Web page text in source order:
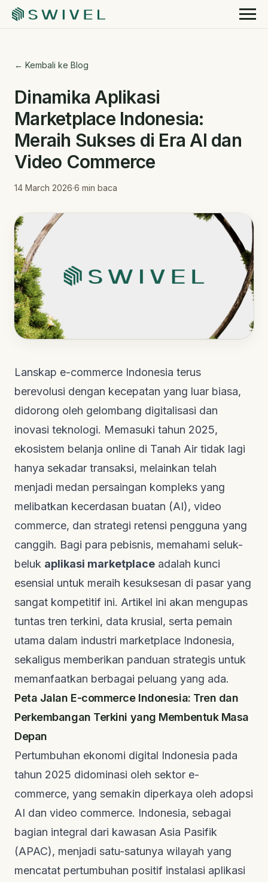
← Kembali ke Blog
Dinamika Aplikasi
Marketplace Indonesia:
Meraih Sukses di Era AI dan
Video Commerce
14 March 2026·6 min baca
Lanskap e-commerce Indonesia terus
berevolusi dengan kecepatan yang luar biasa,
didorong oleh gelombang digitalisasi dan
inovasi teknologi. Memasuki tahun 2025,
ekosistem belanja online di Tanah Air tidak lagi
hanya sekadar transaksi, melainkan telah
menjadi medan persaingan kompleks yang
melibatkan kecerdasan buatan (AI), video
commerce, dan strategi retensi pengguna yang
canggih. Bagi para pebisnis, memahami seluk-
beluk aplikasi marketplace adalah kunci
esensial untuk meraih kesuksesan di pasar yang
sangat kompetitif ini. Artikel ini akan mengupas
tuntas tren terkini, data krusial, serta pemain
utama dalam industri marketplace Indonesia,
sekaligus memberikan panduan strategis untuk
memanfaatkan berbagai peluang yang ada.
Peta Jalan E-commerce Indonesia: Tren dan
Perkembangan Terkini yang Membentuk Masa
Depan
Pertumbuhan ekonomi digital Indonesia pada
tahun 2025 didominasi oleh sektor e-
commerce, yang semakin diperkaya oleh adopsi
AI dan video commerce. Indonesia, sebagai
bagian integral dari kawasan Asia Pasifik
(APAC), menjadi satu-satunya wilayah yang
mencatat pertumbuhan positif instalasi aplikasi